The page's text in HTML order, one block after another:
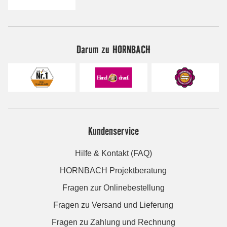
Darum zu HORNBACH
Kundenservice
Hilfe & Kontakt (FAQ)
HORNBACH Projektberatung
Fragen zur Onlinebestellung
Fragen zu Versand und Lieferung
Fragen zu Zahlung und Rechnung